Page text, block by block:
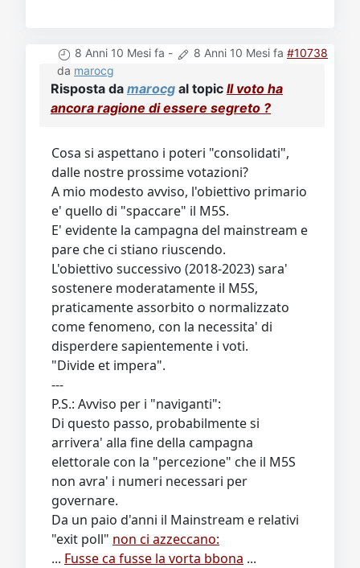
8 Anni 10 Mesi fa - 8 Anni 10 Mesi fa #10738
da marocg
Risposta da marocg al topic Il voto ha
ancora ragione di essere segreto ?
Cosa si aspettano i poteri "consolidati",
dalle nostre prossime votazioni?
A mio modesto avviso, l'obiettivo primario
e' quello di "spaccare" il M5S.
E' evidente la campagna del mainstream e
pare che ci stiano riuscendo.
L'obiettivo successivo (2018-2023) sara'
sostenere moderatamente il M5S,
praticamente assorbito o normalizzato
come fenomeno, con la necessita' di
disperdere sapientemente i voti.
"Divide et impera".
---
P.S.: Avviso per i "naviganti":
Di questo passo, probabilmente si
arrivera' alla fine della campagna
elettorale con la "percezione" che il M5S
non avra' i numeri necessari per
governare.
Da un paio d'anni il Mainstream e relativi
"exit poll" non ci azzeccano:
... Fusse ca fusse la vorta bbona ...